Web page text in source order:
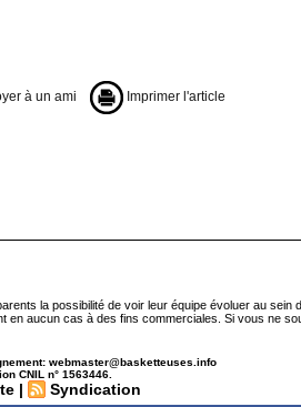
à un ami Imprimer l'article
la possibilité de voir leur équipe évoluer au sein
aucun cas à des fins commerciales. Si vous ne
webmaster@basketteuses.info
CNIL n° 1563446.
| Syndication